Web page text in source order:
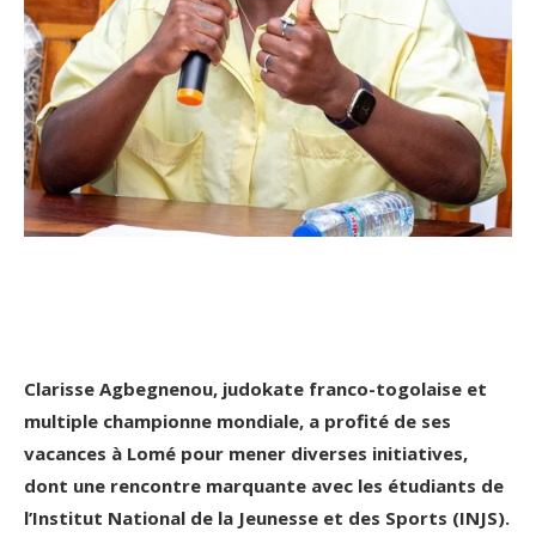
Clarisse Agbegnenou, judokate franco-togolaise et
multiple championne mondiale, a profité de ses
vacances à Lomé pour mener diverses initiatives,
dont une rencontre marquante avec les étudiants de
l’Institut National de la Jeunesse et des Sports (INJS).